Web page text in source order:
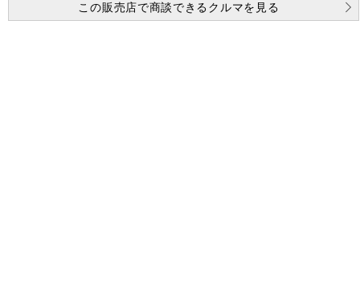
この販売店で商談できるクルマを見る